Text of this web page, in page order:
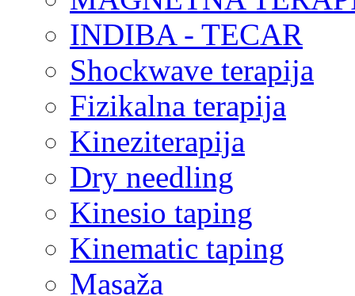
INDIBA - TECAR
Shockwave terapija
Fizikalna terapija
Kineziterapija
Dry needling
Kinesio taping
Kinematic taping
Masaža